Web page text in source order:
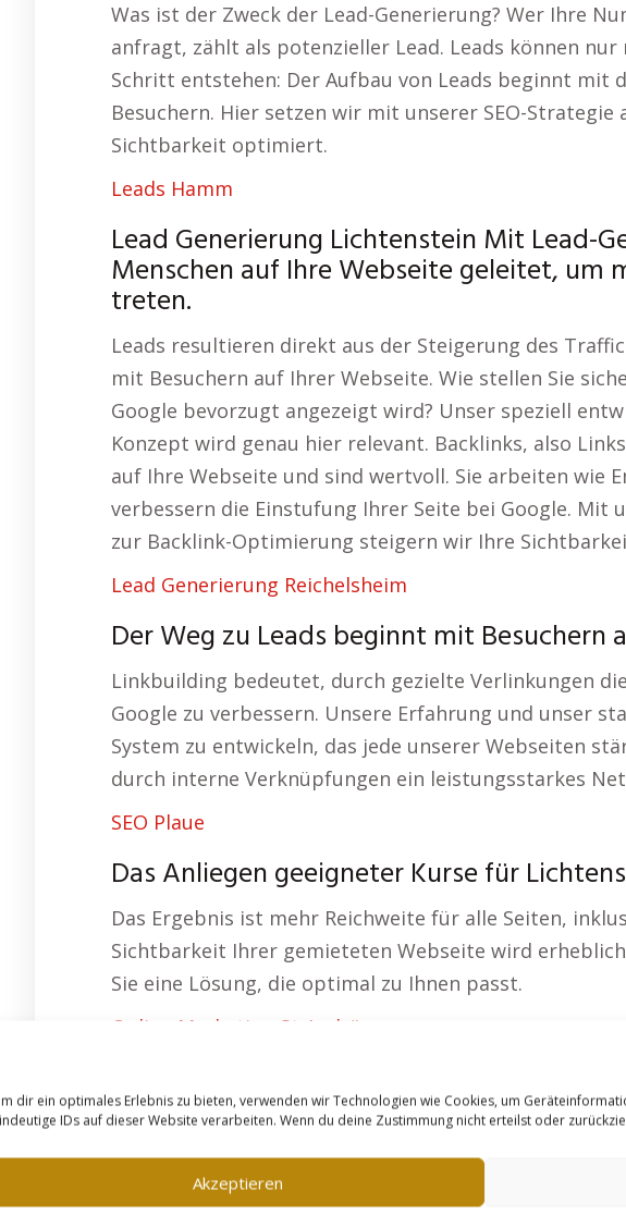
dir ein optimales Erlebnis zu bieten, verwenden wir Technologien wie Cookies, um
IDs auf dieser Website verarbeiten. Wenn du deine Zustimmung nicht erteilst oder
Akzeptieren
Was ist der Zweck der Lead-Generierung? Wer Ihre
anfragt, zählt als potenzieller Lead. Leads können
Schritt entstehen: Der Aufbau von Leads beginnt mit
Besuchern. Hier setzen wir mit unserer SEO-Strategie
Sichtbarkeit optimiert.
Leads Hamm
Lead Generierung Lichtenstein Mit Lead-
Menschen auf Ihre Webseite geleitet, um
treten.
Leads resultieren direkt aus der Steigerung des
mit Besuchern auf Ihrer Webseite. Wie stellen Sie
Google bevorzugt angezeigt wird? Unser speziell
Konzept wird genau hier relevant. Backlinks, also
auf Ihre Webseite und sind wertvoll. Sie arbeiten wie
verbessern die Einstufung Ihrer Seite bei Google. Mit
zur Backlink-Optimierung steigern wir Ihre
Lead Generierung Reichelsheim
Der Weg zu Leads beginnt mit Besuchern
Linkbuilding bedeutet, durch gezielte Verlinkungen
Google zu verbessern. Unsere Erfahrung und unser
System zu entwickeln, das jede unserer Webseiten
durch interne Verknüpfungen ein leistungsstarkes
SEO Plaue
Das Anliegen geeigneter Kurse für
Das Ergebnis ist mehr Reichweite für alle Seiten,
Sichtbarkeit Ihrer gemieteten Webseite wird
Sie eine Lösung, die optimal zu Ihnen passt.
Online Marketing St Andrä
Bei uns mieten Sie eine Webseite, die genau zu Ihnen
speziell für Ihr Angebot entwickelt und auf maximale
Sie können von unserer umfassenden Infrastruktur
Webseite wird in ein wachsendes Backlink-Netzwerk
sichert. Ihre Webseite bleibt durch unsere SEO-